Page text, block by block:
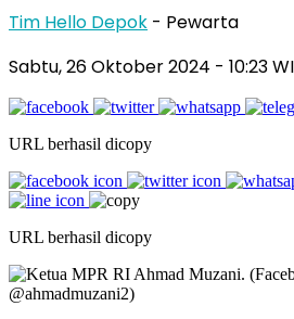
Tim Hello Depok - Pewarta
Sabtu, 26 Oktober 2024 - 10:23
URL berhasil dicopy
URL berhasil dicopy